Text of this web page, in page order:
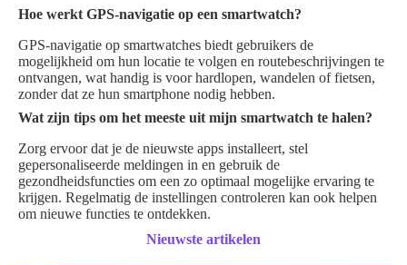
Hoe werkt GPS-navigatie op een smartwatch?
GPS-navigatie op smartwatches biedt gebruikers de
mogelijkheid om hun locatie te volgen en routebeschrijvingen te
ontvangen, wat handig is voor hardlopen, wandelen of fietsen,
zonder dat ze hun smartphone nodig hebben.
Wat zijn tips om het meeste uit mijn smartwatch te halen?
Zorg ervoor dat je de nieuwste apps installeert, stel
gepersonaliseerde meldingen in en gebruik de
gezondheidsfuncties om een zo optimaal mogelijke ervaring te
krijgen. Regelmatig de instellingen controleren kan ook helpen
om nieuwe functies te ontdekken.
Nieuwste artikelen